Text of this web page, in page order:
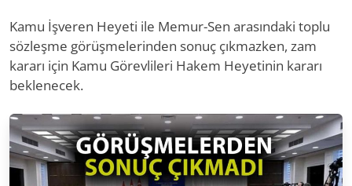
Kamu İşveren Heyeti ile Memur-Sen arasındaki toplu
sözleşme görüşmelerinden sonuç çıkmazken, zam
kararı için Kamu Görevlileri Hakem Heyetinin kararı
beklenecek.